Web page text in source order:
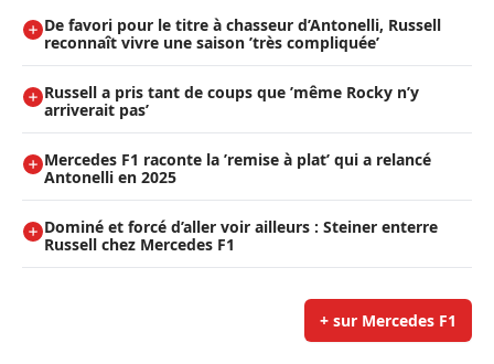
De favori pour le titre à chasseur d’Antonelli, Russell
reconnaît vivre une saison ’très compliquée’
Russell a pris tant de coups que ’même Rocky n’y
arriverait pas’
Mercedes F1 raconte la ’remise à plat’ qui a relancé
Antonelli en 2025
Dominé et forcé d’aller voir ailleurs : Steiner enterre
Russell chez Mercedes F1
+ sur Mercedes F1